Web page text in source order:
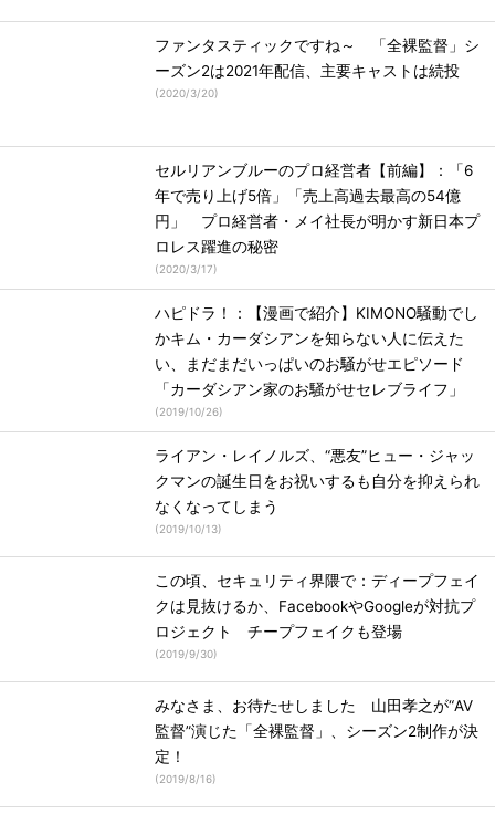
ファンタスティックですね～ 「全裸監督」シ
ーズン2は2021年配信、主要キャストは続投
(2020/3/20)
セルリアンブルーのプロ経営者【前編】：「6
年で売り上げ5倍」「売上高過去最高の54億
円」 プロ経営者・メイ社長が明かす新日本プ
ロレス躍進の秘密
(2020/3/17)
ハピドラ！：【漫画で紹介】KIMONO騒動でし
かキム・カーダシアンを知らない人に伝えた
い、まだまだいっぱいのお騒がせエピソード
「カーダシアン家のお騒がせセレブライフ」
(2019/10/26)
ライアン・レイノルズ、“悪友”ヒュー・ジャッ
クマンの誕生日をお祝いするも自分を抑えられ
なくなってしまう
(2019/10/13)
この頃、セキュリティ界隈で：ディープフェイ
クは見抜けるか、FacebookやGoogleが対抗プ
ロジェクト チープフェイクも登場
(2019/9/30)
みなさま、お待たせしました 山田孝之が“AV
監督”演じた「全裸監督」、シーズン2制作が決
定！
(2019/8/16)